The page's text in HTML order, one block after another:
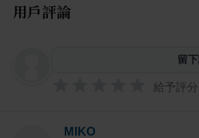
用戶評論
留
給予評分
MIKO